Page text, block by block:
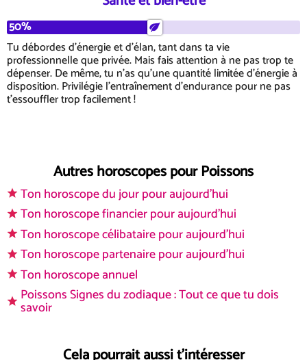
50%
Tu débordes d'énergie et d'élan, tant dans ta vie
professionnelle que privée. Mais fais attention à ne pas trop te
dépenser. De même, tu n'as qu'une quantité limitée d'énergie à
disposition. Privilégie l'entraînement d'endurance pour ne pas
t'essouffler trop facilement !
Autres horoscopes pour Poissons
Ton horoscope du jour pour aujourd'hui
Ton horoscope financier pour aujourd'hui
Ton horoscope célibataire pour aujourd'hui
Ton horoscope partenaire pour aujourd'hui
Ton horoscope annuel
Poissons Signes du zodiaque : Tout ce que tu dois
savoir
Cela pourrait aussi t'intéresser